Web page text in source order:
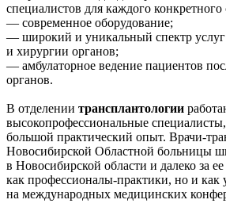
специалистов для каждого конкретного
— современное оборудование;
— широкий и уникальный спектр услуг
и хирургии органов;
— амбулаторное ведение пациентов
органов.
В отделении трансплантологии
высокопрофессиональные
большой практический опыт. Врачи-
Новосибирской Областной больницы
в Новосибирской области и далеко за
как профессионалы-практики, но и
на международных медицинских